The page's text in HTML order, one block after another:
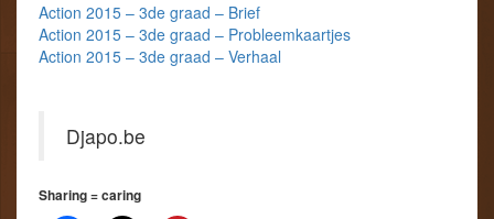
Action 2015 – 3de graad – Brief
Action 2015 – 3de graad – Probleemkaartjes
Action 2015 – 3de graad – Verhaal
Djapo.be
Sharing = caring